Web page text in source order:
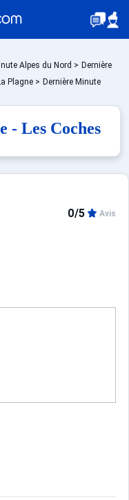
Alpes du Nord > Dernière
Plagne > Dernière Minute
- Les Coches
0/5 Avis